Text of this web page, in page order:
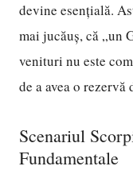
devine esențială.
mai jucăuș, că „un
venituri nu este
de a avea o rezervă
Scenariul
Fundamentale